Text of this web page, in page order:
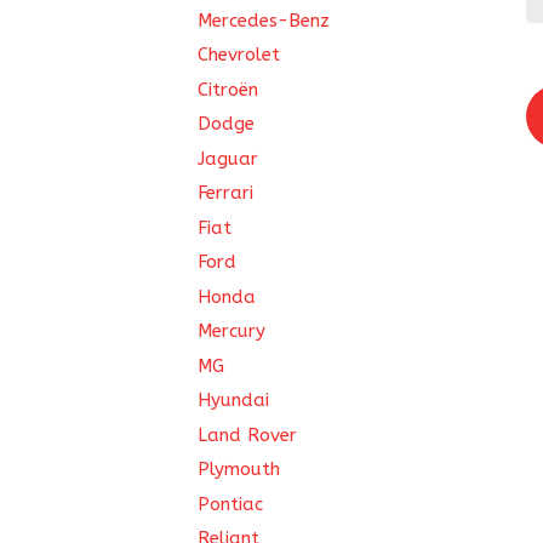
Mercedes-Benz
Chevrolet
Citroën
Dodge
Jaguar
Ferrari
Fiat
Ford
Honda
Mercury
MG
Hyundai
Land Rover
Plymouth
Pontiac
Reliant